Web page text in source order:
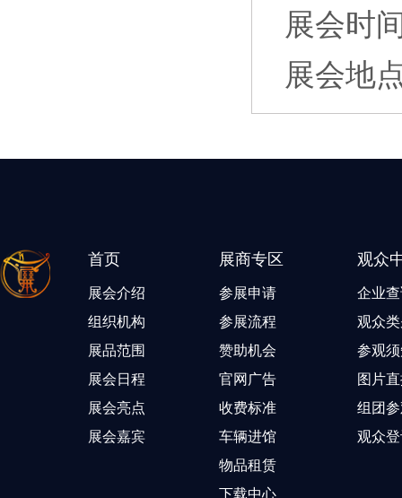
展会时
展会地
首页
展会介绍
组织机构
展品范围
展会日程
展会亮点
展会嘉宾
展商专区
参展申请
参展流程
赞助机会
官网广告
收费标准
车辆进馆
物品租赁
下载中心
观众
企业
观众
参观
图片
组团
观众